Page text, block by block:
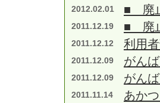
2012.02.01 ■ 廃
2011.12.19 ■ 廃
2011.12.12 利用
2011.12.09 がん
2011.12.09 がん
2011.11.14 あか